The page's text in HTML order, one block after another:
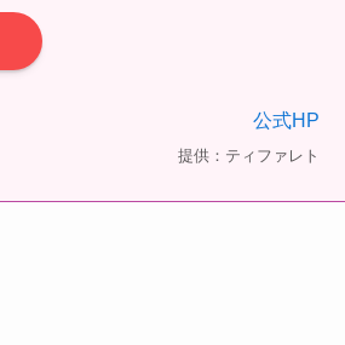
公式HP
提供：ティファレト